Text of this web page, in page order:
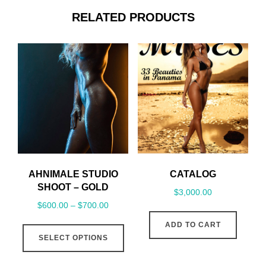
RELATED PRODUCTS
AHNIMALE STUDIO
SHOOT – GOLD
$600.00 – $700.00Price
SELECT OPTIONS
This
product
CATALOG
$3,000.00
ADD TO CART